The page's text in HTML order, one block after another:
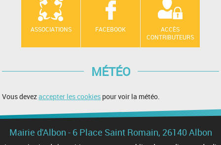
ASSOCIATIONS FACEBOOK
ACCÈS
CONTRIBUTEURS
MÉTÉO
Vous devezaccepter les cookies pour voir la météo.
Mairie d'Albon - 6 Place Saint Romain, 26140 Albon